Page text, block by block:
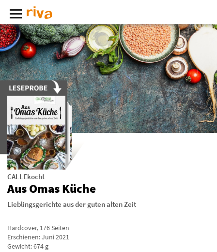
CALLEkocht
Aus Omas Küche
Lieblingsgerichte aus der guten alten Zeit
Hardcover, 176Seiten
Erschienen: Juni 2021
Gewicht: 674 g